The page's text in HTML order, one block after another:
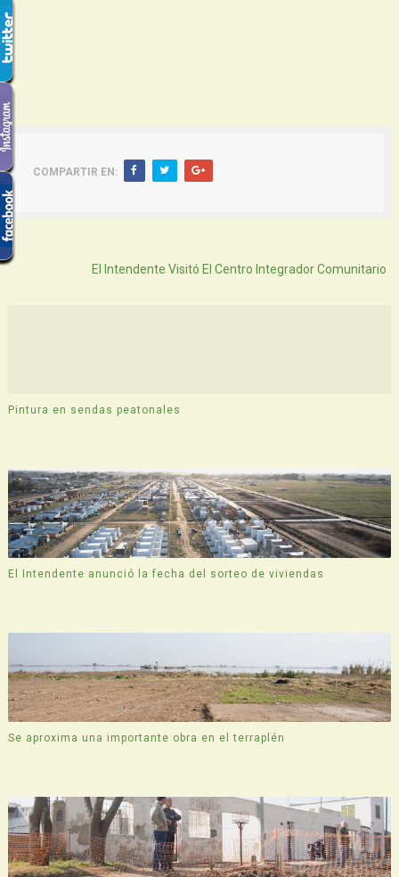
COMPARTIR EN:
El Intendente Visitó El Centro Integrador Comunitario
Pintura en sendas peatonales
El Intendente anunció la fecha del sorteo de viviendas
Se aproxima una importante obra en el terraplén